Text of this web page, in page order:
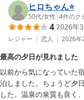
お客様に気持ちよくお
けておりますので、ス
は、私どもにとりまし
き感謝申し上げます。
建物の経年による部分
る空間を維持するべく
ます。
ヒロちゃん⭐️
50代/女性 |4件のク
4 2026年
レジャー 恋人 2026年
最高の夕日が見れました
以前から気になっていた
泊しました。ちょうど夕
した。温泉の泉質も良く